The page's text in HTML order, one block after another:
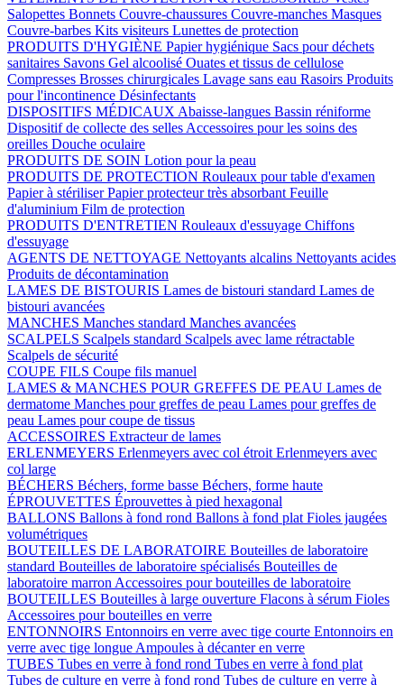
Salopettes Bonnets Couvre-chaussures Couvre-manches Masques
Couvre-barbes Kits visiteurs Lunettes de protection
PRODUITS D'HYGIÈNE Papier hygiénique Sacs pour déchets
sanitaires Savons Gel alcoolisé Ouates et tissus de cellulose
Compresses Brosses chirurgicales Lavage sans eau Rasoirs Produits
pour l'incontinence Désinfectants
DISPOSITIFS MÉDICAUX Abaisse-langues Bassin réniforme
Dispositif de collecte des selles Accessoires pour les soins des
oreilles Douche oculaire
PRODUITS DE SOIN Lotion pour la peau
PRODUITS DE PROTECTION Rouleaux pour table d'examen
Papier à stériliserPapier protecteur très absorbant Feuille
d'aluminium Film de protection
PRODUITS D'ENTRETIEN Rouleaux d'essuyage Chiffons
d'essuyage
AGENTS DE NETTOYAGE Nettoyants alcalins Nettoyants acides
Produits de décontamination
LAMES DE BISTOURIS Lames de bistouri standard Lames de
bistouri avancées
MANCHES Manches standard Manches avancées
SCALPELS Scalpels standard Scalpels avec lame rétractable
Scalpels de sécurité
COUPE FILS Coupe fils manuel
LAMES & MANCHES POUR GREFFES DE PEAU Lames de
dermatome Manches pour greffes de peau Lames pour greffes de
peau Lames pour coupe de tissus
ACCESSOIRES Extracteur de lames
ERLENMEYERS Erlenmeyers avec col étroit Erlenmeyers avec
col large
BÉCHERS Béchers, forme basse Béchers, forme haute
ÉPROUVETTES Éprouvettes à pied hexagonal
BALLONS Ballons à fond rond Ballons à fond plat Fioles jaugées
volumétriques
BOUTEILLES DE LABORATOIRE Bouteilles de laboratoire
standard Bouteilles de laboratoire spécialisés Bouteilles de
laboratoire marron Accessoires pour bouteilles de laboratoire
BOUTEILLES Bouteilles à large ouverture Flacons à sérum Fioles
Accessoires pour bouteilles en verre
ENTONNOIRS Entonnoirs en verre avec tige courte Entonnoirs en
verre avec tige longue Ampoules à décanter en verre
TUBES Tubes en verre à fond rond Tubes en verre à fond plat
Tubes de culture en verre à fond rond Tubes de culture en verre à